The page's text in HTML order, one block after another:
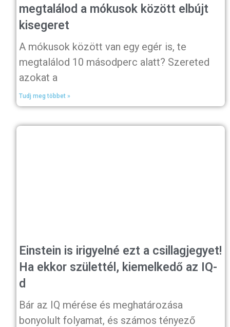
megtalálod a mókusok között elbújt
kisegeret
A mókusok között van egy egér is, te
megtalálod 10 másodperc alatt? Szereted
azokat a
Tudj meg többet »
Einstein is irigyelné ezt a csillagjegyet!
Ha ekkor születtél, kiemelkedő az IQ-
d
Bár az IQ mérése és meghatározása
bonyolult folyamat, és számos tényező